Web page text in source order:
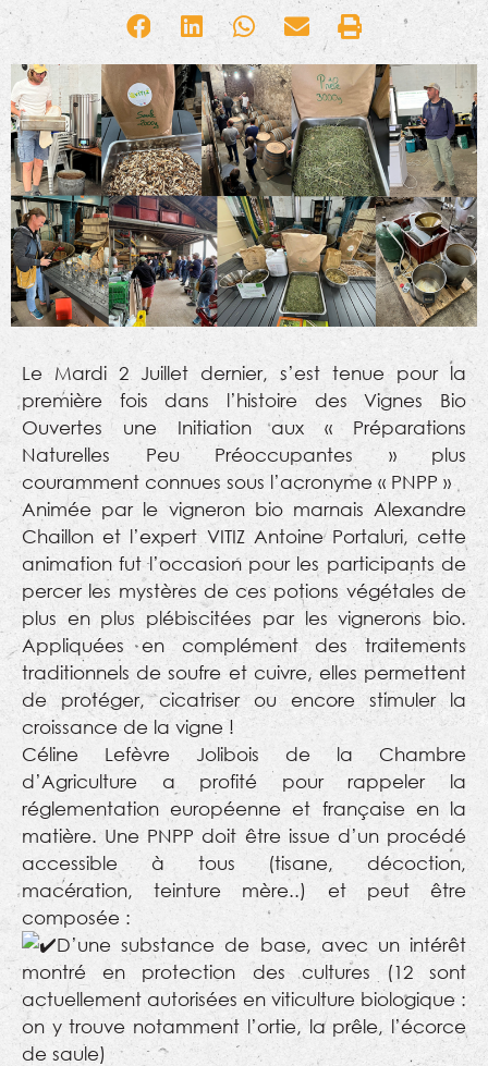
Le Mardi 2 Juillet dernier, s’est tenue pour la
première fois dans l’histoire des Vignes Bio
Ouvertes une Initiation aux « Préparations
Naturelles Peu Préoccupantes » plus
couramment connues sous l’acronyme « PNPP »
Animée par le vigneron bio marnais Alexandre
Chaillon et l’expert VITIZ Antoine Portaluri, cette
animation fut l’occasion pour les participants de
percer les mystères de ces potions végétales de
plus en plus plébiscitées par les vignerons bio.
Appliquées en complément des traitements
traditionnels de soufre et cuivre, elles permettent
de protéger, cicatriser ou encore stimuler la
croissance de la vigne !
Céline Lefèvre Jolibois de la Chambre
d’Agriculture a profité pour rappeler la
réglementation européenne et française en la
matière. Une PNPP doit être issue d’un procédé
accessible à tous (tisane, décoction,
macération, teinture mère..) et peut être
composée :
D’une substance de base, avec un intérêt
montré en protection des cultures (12 sont
actuellement autorisées en viticulture biologique :
on y trouve notamment l’ortie, la prêle, l’écorce
de saule)